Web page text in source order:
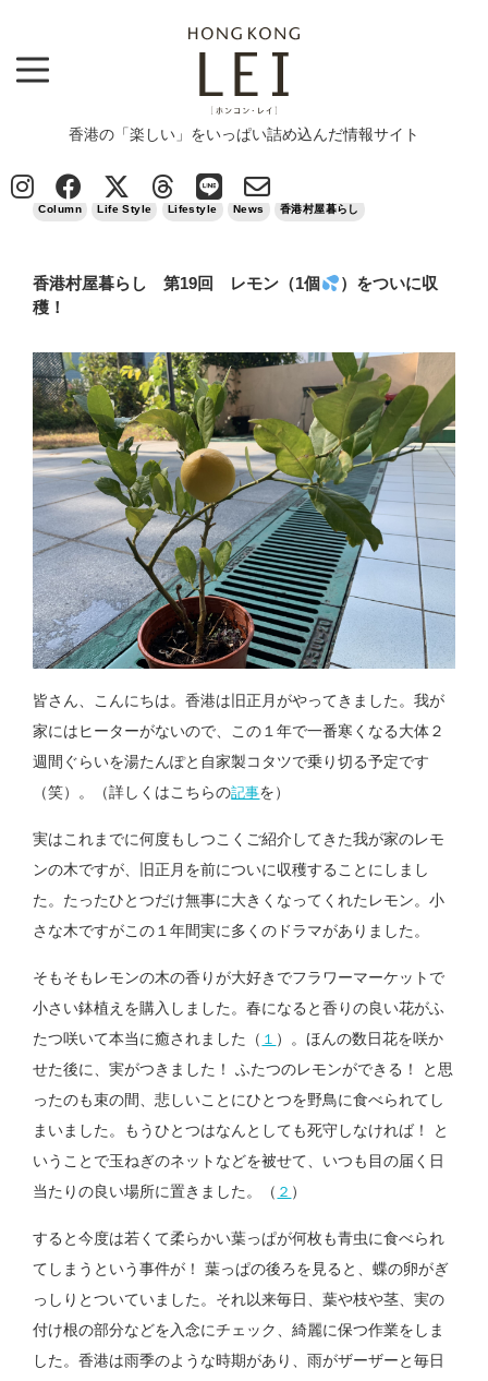
香港の「楽しい」をいっぱい詰め込んだ情報サイト
Column > 香港村屋暮らし 第19回 レモン（1個 ）をついに収穫！
Column Life Style Lifestyle News 香港村屋暮らし
香港村屋暮らし 第19回 レモン（1個
）をついに収
穫！
皆さん、こんにちは。香港は旧正月がやってきました。我が
家にはヒーターがないので、この１年で一番寒くなる大体２
週間ぐらいを湯たんぽと自家製コタツで乗り切る予定です
（笑）。（詳しくはこちらの記事を）
実はこれまでに何度もしつこくご紹介してきた我が家のレモ
ンの木ですが、旧正月を前についに収穫することにしまし
た。たったひとつだけ無事に大きくなってくれたレモン。小
さな木ですがこの１年間実に多くのドラマがありました。
そもそもレモンの木の香りが大好きでフラワーマーケットで
小さい鉢植えを購入しました。春になると香りの良い花がふ
たつ咲いて本当に癒されました（ １ ）。ほんの数日花を咲か
せた後に、実がつきました！ ふたつのレモンができる！ と思
ったのも束の間、悲しいことにひとつを野鳥に食べられてし
まいました。もうひとつはなんとしても死守しなければ！ と
いうことで玉ねぎのネットなどを被せて、いつも目の届く日
当たりの良い場所に置きました。（ ２ ）
すると今度は若くて柔らかい葉っぱが何枚も青虫に食べられ
てしまうという事件が！ 葉っぱの後ろを見ると、蝶の卵がぎ
っしりとついていました。それ以来毎日、葉や枝や茎、実の
付け根の部分などを入念にチェック、綺麗に保つ作業をしま
した。香港は雨季のような時期があり、雨がザーザーと毎日